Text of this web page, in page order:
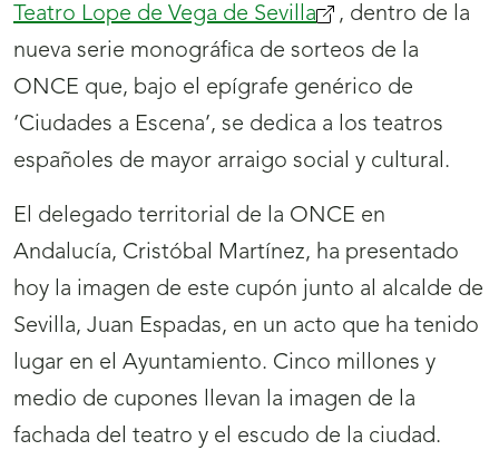
Teatro Lope de Vega de Sevilla
, dentro de la
nueva serie monográfica de sorteos de la
ONCE que, bajo el epígrafe genérico de
‘Ciudades a Escena’, se dedica a los teatros
españoles de mayor arraigo social y cultural.
El delegado territorial de la ONCE en
Andalucía, Cristóbal Martínez, ha presentado
hoy la imagen de este cupón junto al alcalde de
Sevilla, Juan Espadas, en un acto que ha tenido
lugar en el Ayuntamiento. Cinco millones y
medio de cupones llevan la imagen de la
fachada del teatro y el escudo de la ciudad.